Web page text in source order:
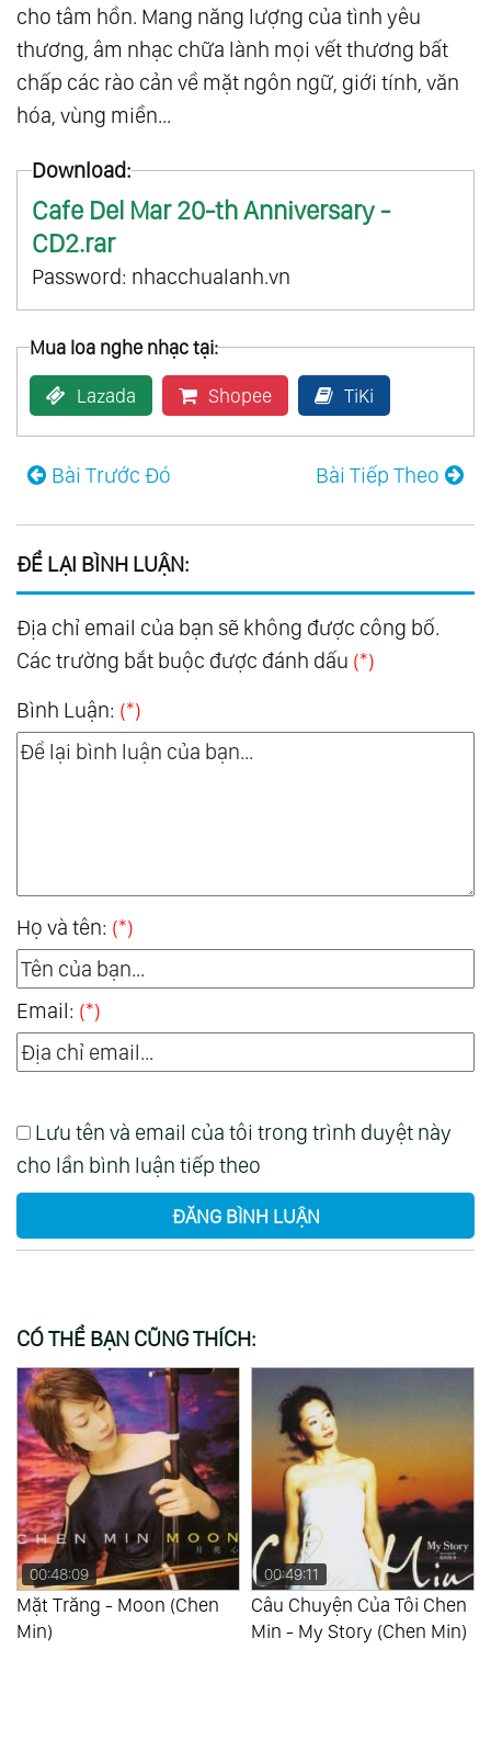
cho tâm hồn. Mang năng lượng của tình yêu
thương, âm nhạc chữa lành mọi vết thương bất
chấp các rào cản về mặt ngôn ngữ, giới tính, văn
hóa, vùng miền...
Download:
Cafe Del Mar 20-th Anniversary -
CD2.rar
Password: nhacchualanh.vn
Mua loa nghe nhạc tại:
Lazada Shopee TiKi
Bài Trước Đó Bài Tiếp Theo
ĐỂ LẠI BÌNH LUẬN:
Địa chỉ email của bạn sẽ không được công bố.
Các trường bắt buộc được đánh dấu (*)
Bình Luận: (*)
Họ và tên: (*)
Email: (*)
Lưu tên và email của tôi trong trình duyệt này
cho lần bình luận tiếp theo
ĐĂNG BÌNH LUẬN
CÓ THỂ BẠN CŨNG THÍCH:
00:48:09
Mặt Trăng - Moon (Chen
Min)
00:49:11
Câu Chuyện Của Tôi Chen
Min - My Story (Chen Min)